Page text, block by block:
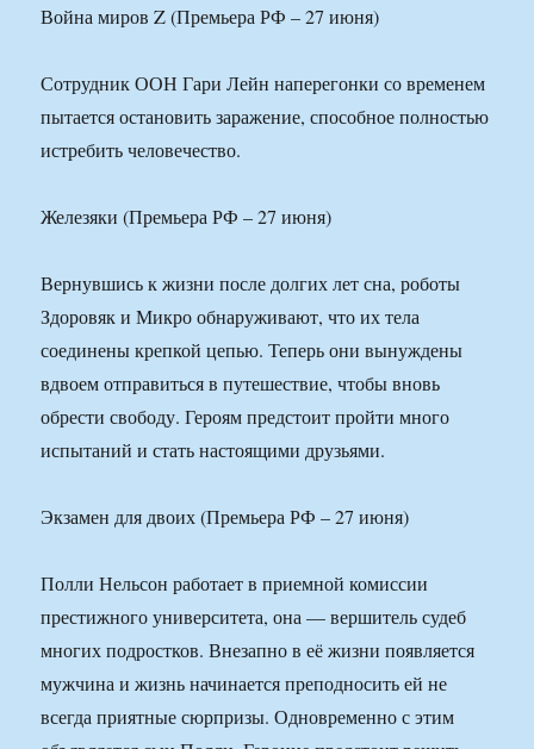
Война миров Z (Премьера РФ – 27 июня)
Сотрудник ООН Гари Лейн наперегонки со временем
пытается остановить заражение, способное полностью
истребить человечество.
Железяки (Премьера РФ – 27 июня)
Вернувшись к жизни после долгих лет сна, роботы
Здоровяк и Микро обнаруживают, что их тела
соединены крепкой цепью. Теперь они вынуждены
вдвоем отправиться в путешествие, чтобы вновь
обрести свободу. Героям предстоит пройти много
испытаний и стать настоящими друзьями.
Экзамен для двоих (Премьера РФ – 27 июня)
Полли Нельсон работает в приемной комиссии
престижного университета, она — вершитель судеб
многих подростков. Внезапно в её жизни появляется
мужчина и жизнь начинается преподносить ей не
всегда приятные сюрпризы. Одновременно с этим